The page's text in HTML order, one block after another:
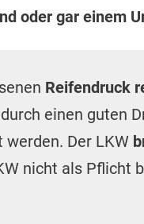
oder gar einem
Reifendruck
einen guten
Der LKW
nicht als Pflicht